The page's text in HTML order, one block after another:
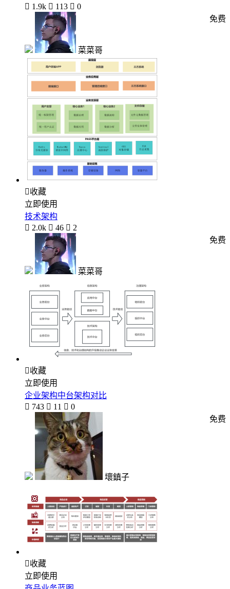
 1.9k  113  0
菜菜哥
免费
收藏
立即使用
技术架构
 2.0k  46  2
菜菜哥
免费
收藏
立即使用
企业架构中台架构对比
 743  11  0
壞鎮子
免费
收藏
立即使用